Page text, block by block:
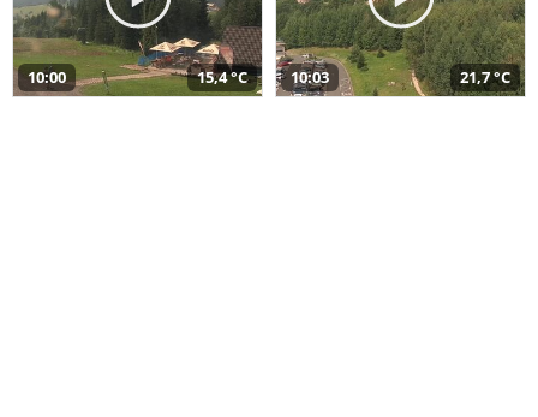
10:00 15,4 °C 10:03 21,7 °C